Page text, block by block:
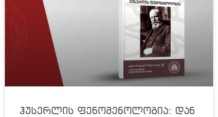
ჰუსერლის ფენომენოლოგია: დან